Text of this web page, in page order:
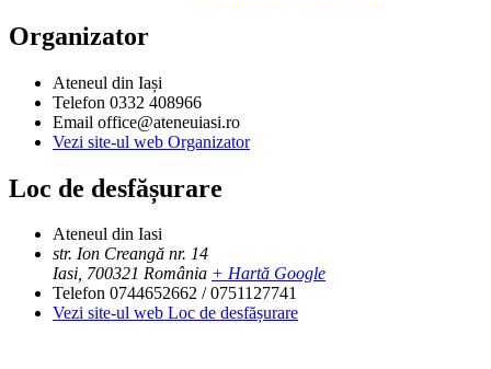
Organizator
Ateneul din Iași
Telefon 0332 408966
Email office@ateneuiasi.ro
Vezi site-ul web Organizator
Loc de desfășurare
Ateneul din Iasi
str. Ion Creangă nr. 14
Iasi, 700321 România + Hartă Google
Telefon 0744652662 / 0751127741
Vezi site-ul web Loc de desfășurare